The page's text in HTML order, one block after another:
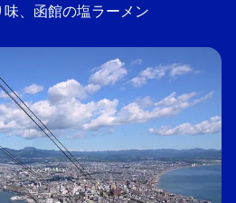
、函館の塩ラーメン